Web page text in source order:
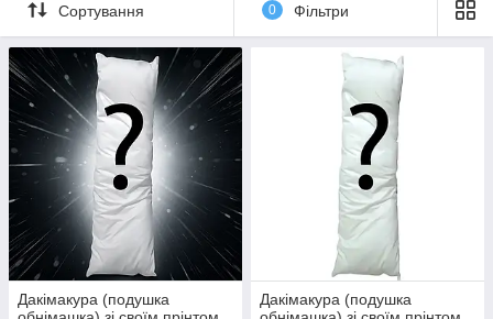
Сортування 0 Фільтри
Дакімакура (подушка
Дакімакура (подушка